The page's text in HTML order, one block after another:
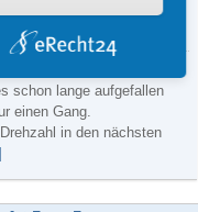
(Scootertuning)
Gang" zu haben?
schon lange aufgefallen
einen Gang.
in den nächsten